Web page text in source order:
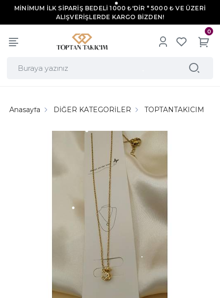
MİNİMUM İLK SİPARİŞ BEDELİ 1000 ₺'DİR * 5000 ₺ VE ÜZERİ
ALIŞVERİŞLERDE KARGO BİZDEN!
0
Anasayfa DİĞER KATEGORİLER TOPTANTAKICIM